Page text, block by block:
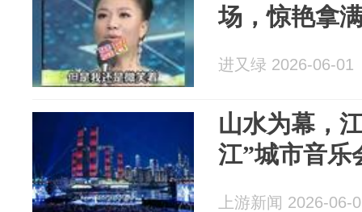
场，惊艳拿
进又绿 2026-06-01
山水为幕，
江”城市音乐
上游新闻 2026-06-